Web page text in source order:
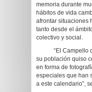
memoria durante
hábitos de vida
afrontar situaciones
tanto desde el
colectivo y social.
“El Campello dio
su población quiso
en forma de
especiales que han
a este calendario”,